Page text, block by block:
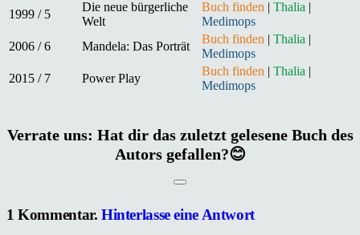
1999 / 5
Die neue bürgerliche
Welt
Buch finden | Thalia |
Medimops
2006 / 6
Mandela: Das Porträt
Buch finden | Thalia |
Medimops
2015 / 7
Power Play
Buch finden | Thalia |
Medimops
Verrate uns: Hat dir das zuletzt gelesene Buch des
Autors gefallen?😊
1Kommentar. Hinterlasse eine Antwort